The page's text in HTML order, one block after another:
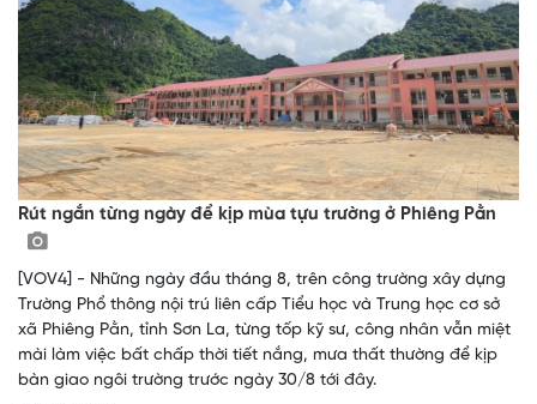
Rút ngắn từng ngày để kịp mùa tựu trường ở Phiêng Pằn
[VOV4] - Những ngày đầu tháng 8, trên công trường xây dựng
Trường Phổ thông nội trú liên cấp Tiểu học và Trung học cơ sở
xã Phiêng Pằn, tỉnh Sơn La, từng tốp kỹ sư, công nhân vẫn miệt
mài làm việc bất chấp thời tiết nắng, mưa thất thường để kịp
bàn giao ngôi trường trước ngày 30/8 tới đây.